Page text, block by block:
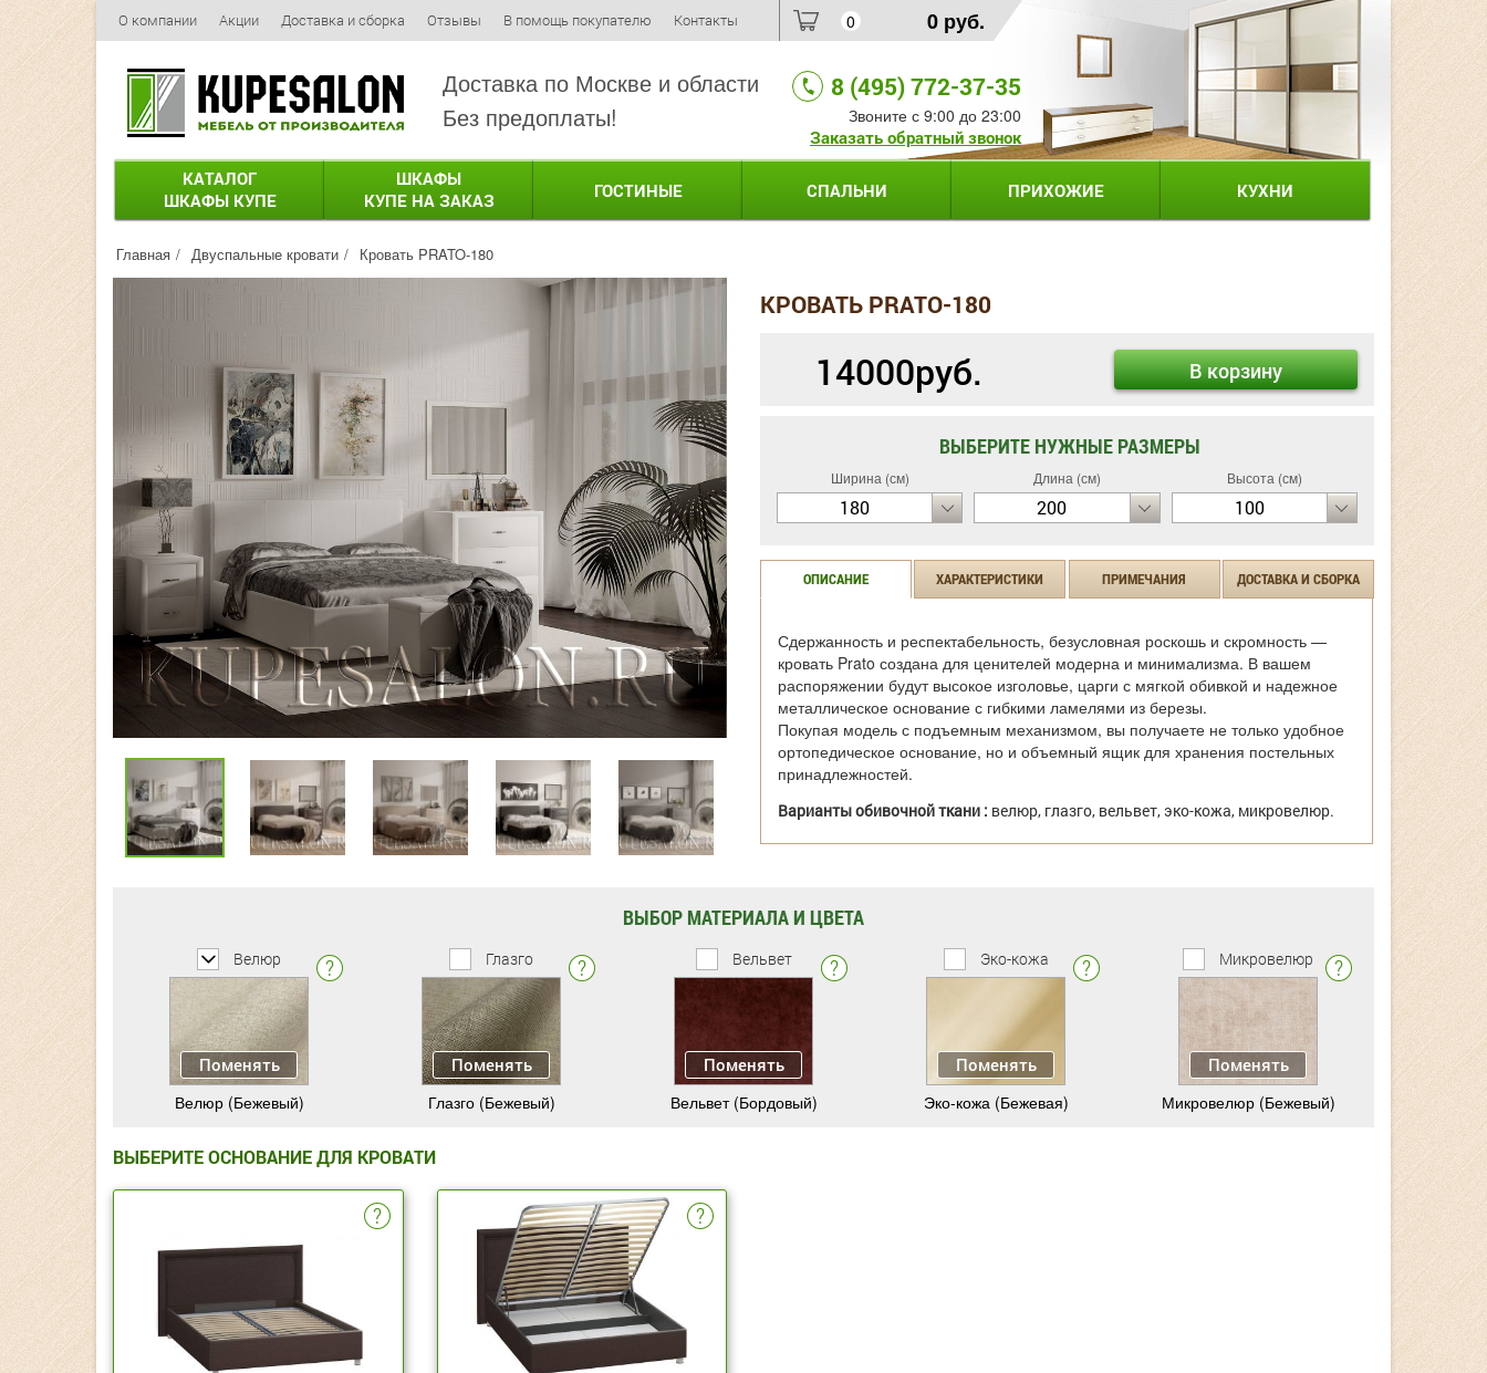
О компании Акции Доставка и сборка Отзывы В помощь покупателю Контакты 0 0 руб.
Доставка по Москве и области
Без предоплаты!
8 (495) 772-37-35
Звоните с 9:00 до 23:00
Заказать обратный звонок
КАТАЛОГ
ШКАФЫ КУПЕ
ШКАФЫ
КУПЕ НА ЗАКАЗ
ГОСТИНЫЕ СПАЛЬНИ ПРИХОЖИЕ КУХНИ
Главная Двуспальные кровати Кровать PRATO-180
КРОВАТЬ PRATO-180
14000руб. В корзину
ВЫБЕРИТЕ НУЖНЫЕ РАЗМЕРЫ
Ширина (см)
180
Длина (см)
200
Высота (см)
100
ОПИСАНИЕ ХАРАКТЕРИСТИКИ ПРИМЕЧАНИЯ ДОСТАВКА И СБОРКА
Сдержанность и респектабельность, безусловная роскошь и скромность —
кровать Prato создана для ценителей модерна и минимализма. В вашем
распоряжении будут высокое изголовье, царги с мягкой обивкой и надежное
металлическое основание с гибкими ламелями из березы.
Покупая модель с подъемным механизмом, вы получаете не только удобное
ортопедическое основание, но и объемный ящик для хранения постельных
принадлежностей.
Варианты обивочной ткани : велюр, глазго, вельвет, эко-кожа, микровелюр.
ВЫБОР МАТЕРИАЛА И ЦВЕТА
Велюр
Поменять
Велюр (Бежевый)
Глазго
Поменять
Глазго (Бежевый)
Вельвет
Поменять
Вельвет (Бордовый)
Эко-кожа
Поменять
Эко-кожа (Бежевая)
Микровелюр
Поменять
Микровелюр (Бежевый)
ВЫБЕРИТЕ ОСНОВАНИЕ ДЛЯ КРОВАТИ